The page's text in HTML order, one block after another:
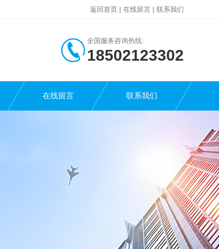
返回首页 | 在线留言 | 联系我们
全国服务咨询热线:
18502123302
在线留言 联系我们